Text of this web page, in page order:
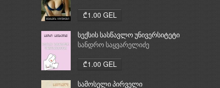
₾1.00 GEL
სექსის სასწავლო უნივერსიტეტი
სანდრო საყვარელიძე
₾1.00 GEL
სამოსელი პირველი